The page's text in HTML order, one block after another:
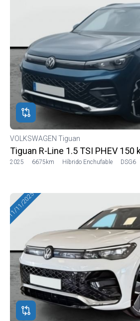
VOLKSWAGEN Tiguan
Tiguan R-Line 1.5 TSI PHEV 150
2025 6675km Híbrido Enchufable DSG6
11/11/2025